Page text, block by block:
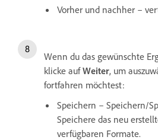
Vorher und nachher –
Wenn du das gewünschte
klicke aufWeiter, um
fortfahren möchtest:
Speichern – Speichern/
Speichere das neu
verfügbaren Formate.